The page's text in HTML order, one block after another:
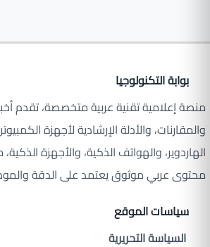
بوابة التكنولوجيا
منصة إعلامية تقنية عربية متخصصة، تقدم
والمقارنات، والأدلة الإرشادية لأجهزة
الهاردوير، والهواتف الذكية، والأجهزة الذكية،
محتوى عربي موثوق يعتمد على الدقة
سياسات الموقع
السياسة التحريرية